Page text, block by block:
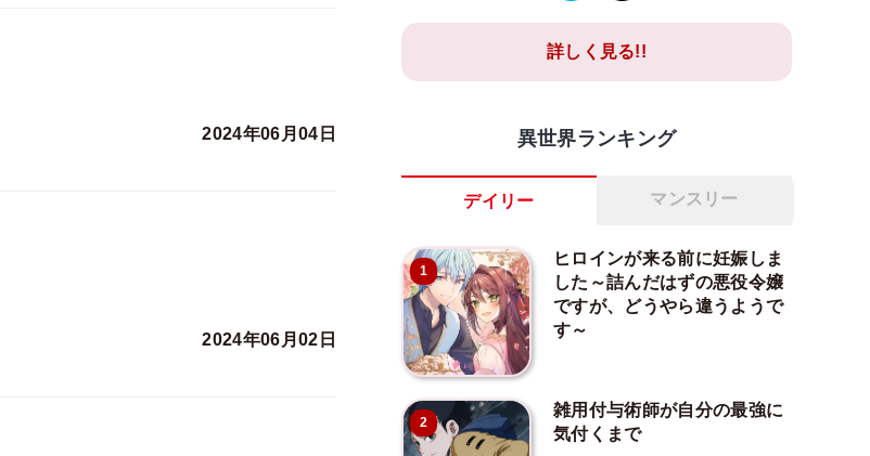
2024年06月04日
2024年06月02日
詳しく見る!!
異世界ランキング
デイリー マンスリー
1
ヒロインが来る前に妊娠しま
した～詰んだはずの悪役令嬢
ですが、どうやら違うようで
す～
2
雑用付与術師が自分の最強に
気付くまで